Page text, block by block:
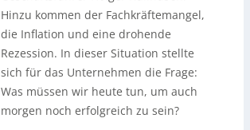
Hinzu kommen der Fachkräftemangel,
die Inflation und eine drohende
Rezession. In dieser Situation stellte
sich für das Unternehmen die Frage:
Was müssen wir heute tun, um auch
morgen noch erfolgreich zu sein?